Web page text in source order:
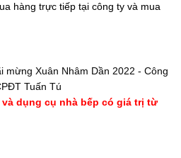
hàng trực tiếp tại công ty và mua
dụng cụ nhà bếp có giá trị từ